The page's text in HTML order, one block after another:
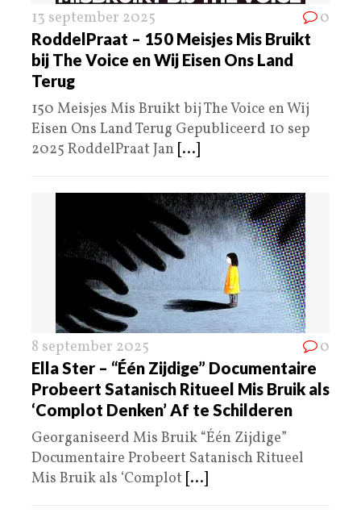
13 september 2025 0
RoddelPraat – 150 Meisjes Mis Bruikt
bij The Voice en Wij Eisen Ons Land
Terug
150 Meisjes Mis Bruikt bij The Voice en Wij
Eisen Ons Land Terug Gepubliceerd 10 sep
2025 RoddelPraat Jan [...]
8 september 2025 0
Ella Ster – “Één Zijdige” Documentaire
Probeert Satanisch Ritueel Mis Bruik als
‘Complot Denken’ Af te Schilderen
Georganiseerd Mis Bruik “Één Zijdige”
Documentaire Probeert Satanisch Ritueel
Mis Bruik als ‘Complot [...]